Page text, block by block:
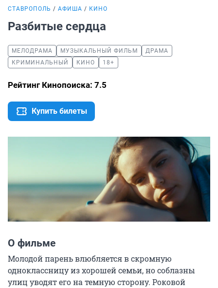
СТАВРОПОЛЬ АФИША КИНО
Разбитые сердца
МЕЛОДРАМА МУЗЫКАЛЬНЫЙ ФИЛЬМ
ДРАМА
КРИМИНАЛЬНЫЙ
КИНО 18+
Рейтинг Кинопоиска: 7.5
Купить билеты
О фильме
Молодой парень влюбляется в скромную
одноклассницу из хорошей семьи, но соблазны
улиц уводят его на темную сторону. Роковой